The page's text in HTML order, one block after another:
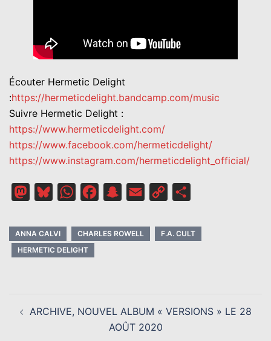
Écouter Hermetic Delight
:https://hermeticdelight.bandcamp.com/music
Suivre Hermetic Delight :
https://www.hermeticdelight.com/
https://www.facebook.com/hermeticdelight/
https://www.instagram.com/hermeticdelight_official/
MastodonBlueskyWhatsAppFacebookSnapchat
Email
Copy
ANNA CALVI CHARLES ROWELL
F.A. CULT
HERMETIC DELIGHT
D’ARTICLE
ARCHIVE, NOUVEL ALBUM « VERSIONS » LE 28
AOÛT 2020